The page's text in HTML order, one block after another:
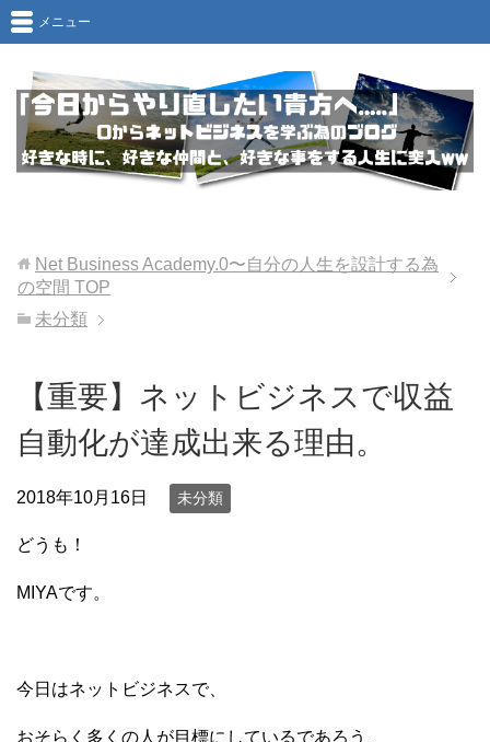
メニュー
Net Business Academy.0〜自分の人生を設計する為
の空間 TOP
未分類
【重要】ネットビジネスで収益
自動化が達成出来る理由。
2018年10月16日 未分類
どうも！
MIYAです。
今日はネットビジネスで、
おそらく多くの人が目標にしているであろう、